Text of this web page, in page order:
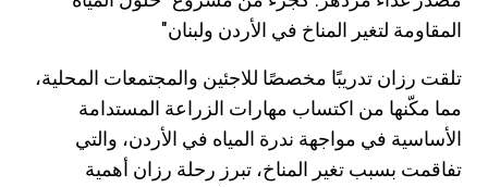
المقاومة لتغير المناخ في الأردن ولبنان"
تلقت رزان تدريبًا مخصصًا للاجئين والمجتمعات المحلية،
مما مكّنها من اكتساب مهارات الزراعة المستدامة
الأساسية في مواجهة ندرة المياه في الأردن، والتي
تفاقمت بسبب تغير المناخ، تبرز رحلة رزان أهمية